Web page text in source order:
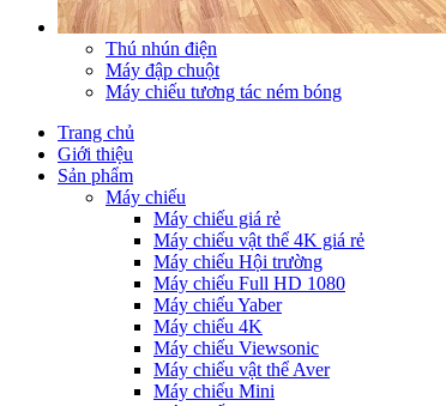
Thú nhún điện
Máy đập chuột
Máy chiếu tương tác ném bóng
Trang chủ
Giới thiệu
Sản phẩm
Máy chiếu
Máy chiếu giá rẻ
Máy chiếu vật thể 4K giá rẻ
Máy chiếu Hội trường
Máy chiếu Full HD 1080
Máy chiếu Yaber
Máy chiếu 4K
Máy chiếu Viewsonic
Máy chiếu vật thể Aver
Máy chiếu Mini